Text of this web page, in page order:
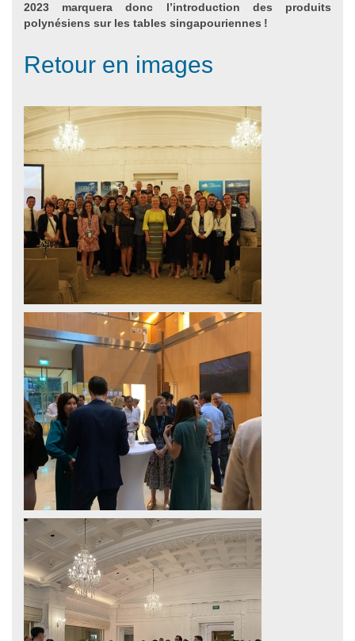
2023 marquera donc l’introduction des produits
polynésiens sur les tables singapouriennes !
Retour en images